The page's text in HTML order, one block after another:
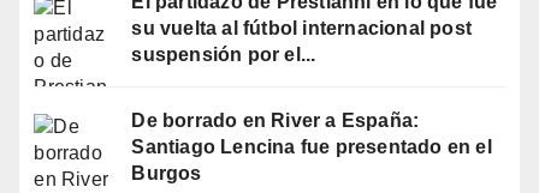
su vuelta al fútbol internacional post
suspensión por el...
De borrado en River a España:
Santiago Lencina fue presentado en el
Burgos